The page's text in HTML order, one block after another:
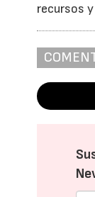
recursos